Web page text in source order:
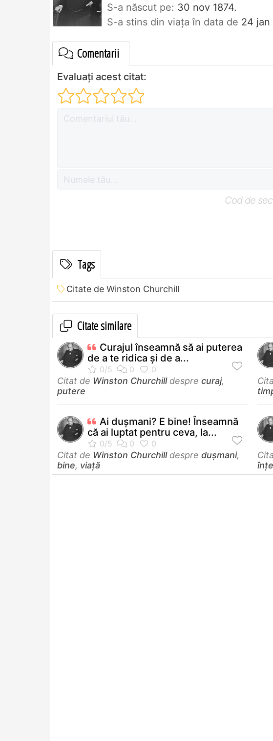
S-a născut pe: 30 nov 1874.
S-a stins din viaţa în data de 24 jan
Comentarii
Evaluați acest citat:
Cod de
Tags
Citate de Winston Churchill
Citate similare
Curajul înseamnă să ai puterea
de a te ridica și de a...
Citat de Winston Churchilldespre curaj,
putere
Ai dușmani? E bine! Înseamnă
că ai luptat pentru ceva, la...
Citat de Winston Churchilldespre dușmani,
bine, viață